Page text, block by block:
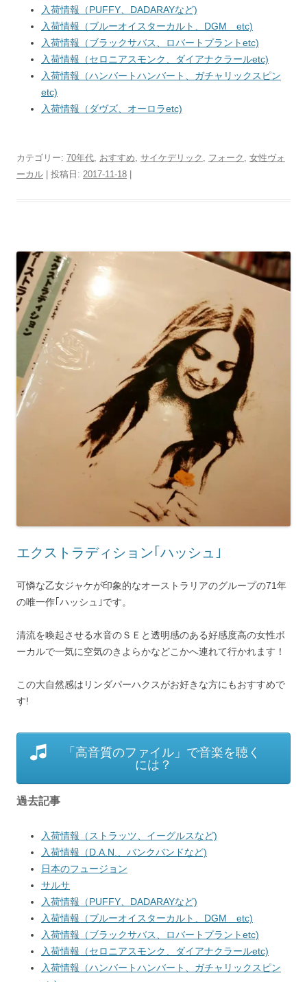
入荷情報（PUFFY、DADARAYなど)
入荷情報（ブルーオイスターカルト、DGM etc)
入荷情報（ブラックサバス、ロバートプラントetc)
入荷情報（セロニアスモンク、ダイアナクラールetc)
入荷情報（ハンバートハンバート、ガチャリックスピン
etc)
入荷情報（ダヴズ、オーロラetc)
カテゴリー: 70年代, おすすめ, サイケデリック , フォーク , 女性ヴォ
ーカル | 投稿日: 2017-11-18
エクストラディション｢ハッシュ｣
可憐な乙女ジャケが印象的なオーストラリアのグループの71年
の唯一作｢ハッシュ｣です。
清流を喚起させる水音のＳＥと透明感のある好感度高の女性ボ
ーカルで一気に空気のきよらかなどこかへ連れて行かれます！
この大自然感はリンダパーハクスがお好きな方にもおすすめで
す!
「高音質のファイル」で音楽を聴く
には？
過去記事
入荷情報（ストラッツ、イーグルスなど)
入荷情報（D.A.N.、バンクバンドなど)
日本のフュージョン
サルサ
入荷情報（PUFFY、DADARAYなど)
入荷情報（ブルーオイスターカルト、DGM etc)
入荷情報（ブラックサバス、ロバートプラントetc)
入荷情報（セロニアスモンク、ダイアナクラールetc)
入荷情報（ハンバートハンバート、ガチャリックスピン